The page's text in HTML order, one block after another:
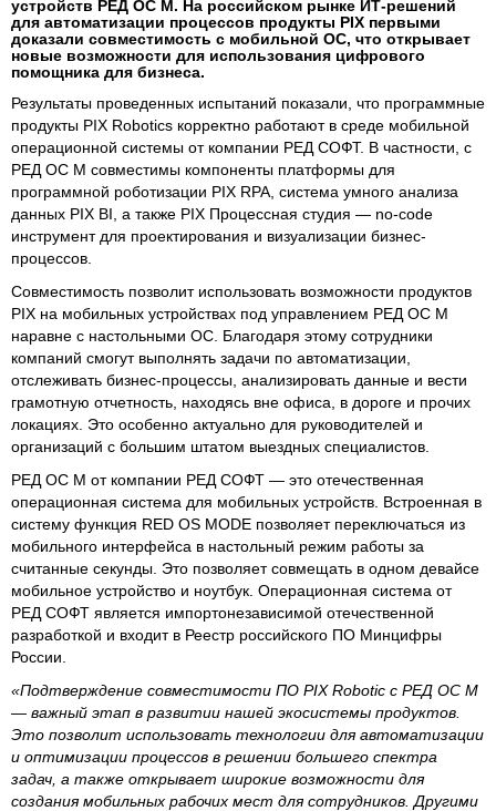
устройств РЕД ОС М. На российском рынке ИТ-решений
для автоматизации процессов продукты PIX первыми
доказали совместимость с мобильной ОС, что открывает
новые возможности для использования цифрового
помощника для бизнеса.
Результаты проведенных испытаний показали, что программные
продукты PIX Robotics корректно работают в среде мобильной
операционной системы от компании РЕД СОФТ. В частности, с
РЕД ОС М совместимы компоненты платформы для
программной роботизации PIX RPA, система умного анализа
данных PIX BI, а также PIX Процессная студия — no-code
инструмент для проектирования и визуализации бизнес-
процессов.
Совместимость позволит использовать возможности продуктов
PIX на мобильных устройствах под управлением РЕД ОС М
наравне с настольными ОС. Благодаря этому сотрудники
компаний смогут выполнять задачи по автоматизации,
отслеживать бизнес-процессы, анализировать данные и вести
грамотную отчетность, находясь вне офиса, в дороге и прочих
локациях. Это особенно актуально для руководителей и
организаций с большим штатом выездных специалистов.
РЕД ОС М от компании РЕД СОФТ — это отечественная
операционная система для мобильных устройств. Встроенная в
систему функция RED OS MODE позволяет переключаться из
мобильного интерфейса в настольный режим работы за
считанные секунды. Это позволяет совмещать в одном девайсе
мобильное устройство и ноутбук. Операционная система от
РЕД СОФТ является импортонезависимой отечественной
разработкой и входит в Реестр российского ПО Минцифры
России.
«Подтверждение совместимости ПО PIX Robotic с РЕД ОС М
— важный этап в развитии нашей экосистемы продуктов.
Это позволит использовать технологии для автоматизации
и оптимизации процессов в решении большего спектра
задач, а также открывает широкие возможности для
создания мобильных рабочих мест для сотрудников. Другими